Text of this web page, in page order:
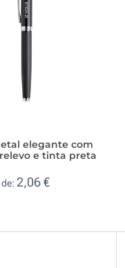
elegante com
e tinta preta
2,06 €